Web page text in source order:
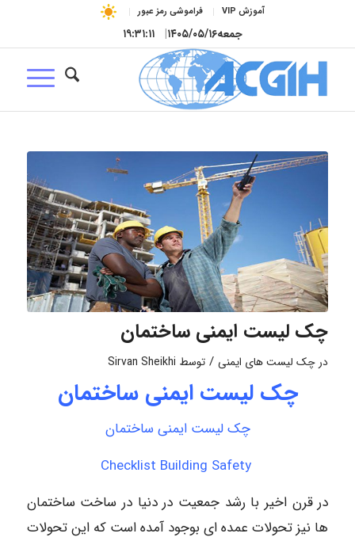
آموزش VIP فراموشی رمز عبور
جمعه۱۴۰۵/۰۵/۱۶| ۱۹:۳۱:۱۲
چک لیست ایمنی ساختمان
در چک لیست های ایمنی / توسط Sirvan Sheikhi
چک لیست ایمنی ساختمان
چک لیست ایمنی ساختمان
Checklist Building Safety
در قرن اخیر با رشد جمعیت در دنیا در ساخت ساختمان
ها نیز تحولات عمده ای بوجود آمده است که این تحولات